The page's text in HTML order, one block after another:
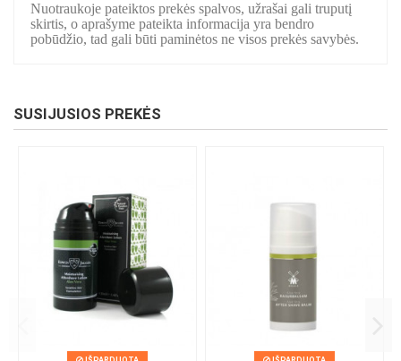
Nuotraukoje pateiktos prekės spalvos, užrašai gali truputį
skirtis, o aprašyme pateikta informacija yra bendro
pobūdžio, tad gali būti paminėtos ne visos prekės savybės.
SUSIJUSIOS PREKĖS